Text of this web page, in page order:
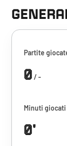
Partite
0/ -
Minuti giocati
0'